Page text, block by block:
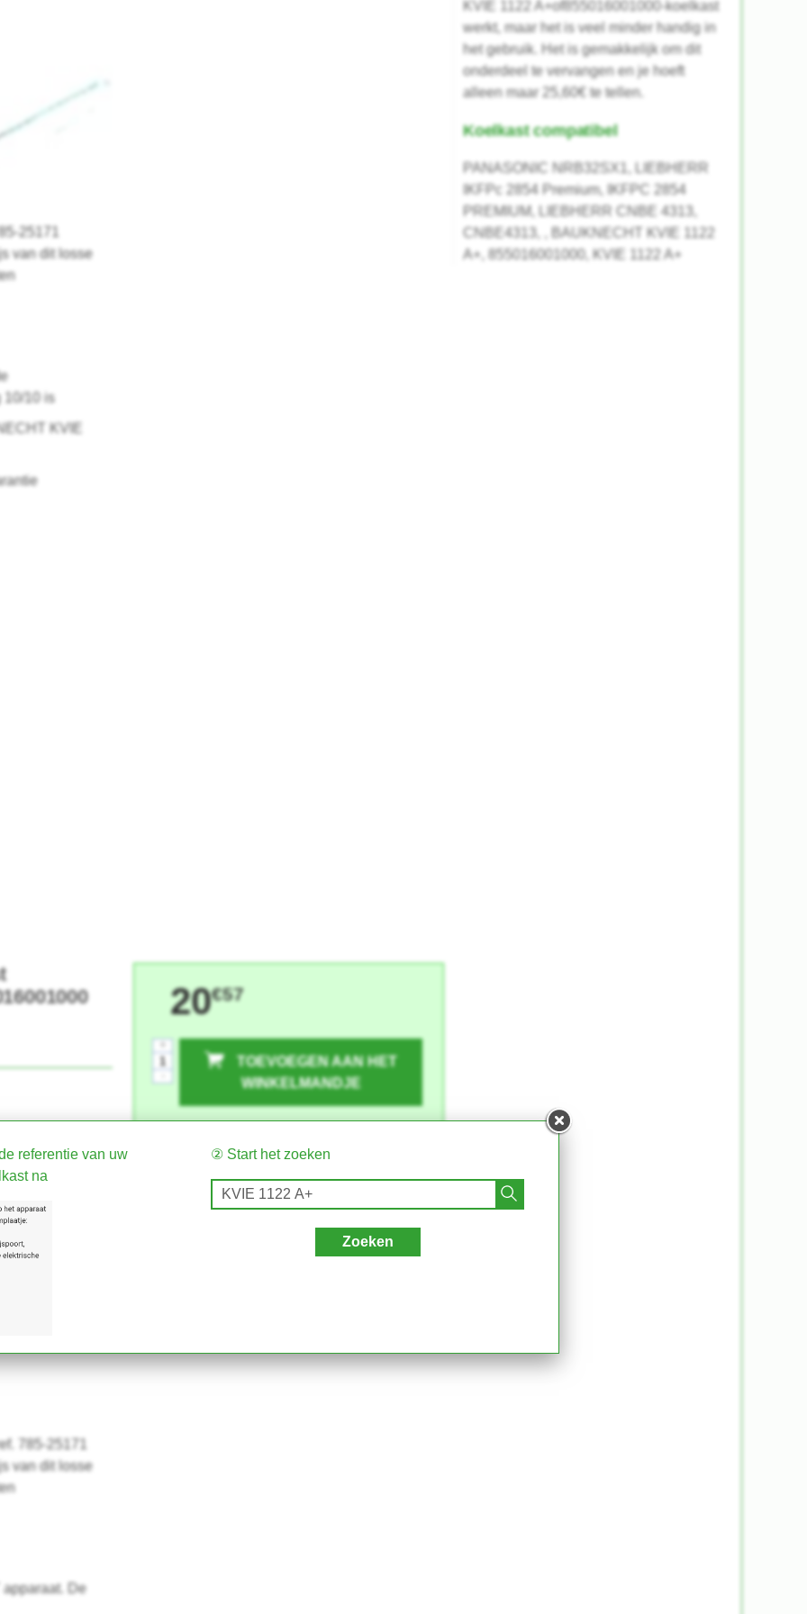
KVIE 1122 A+of855016001000-koelkast
werkt, maar het is veel minder handig in
het gebruik. Het is gemakkelijk om dit
onderdeel te vervangen en je hoeft
alleen maar 25,60€ te tellen.
Koelkast compatibel
PANASONIC NRB32SX1, LIEBHERR
IKFPc 2854 Premium, IKFPC 2854
PREMIUM, LIEBHERR CNBE 4313,
CNBE4313, , BAUKNECHT KVIE 1122
A+, 855016001000, KVIE 1122 A+
25171
van dit losse
10/10 is
KVIE
785-25171
van dit losse
apparaat. De
20€57
TOEVOEGEN AAN HET
WINKELMANDJE
+
referentie van uw
na
② Start het zoeken
Zoeken